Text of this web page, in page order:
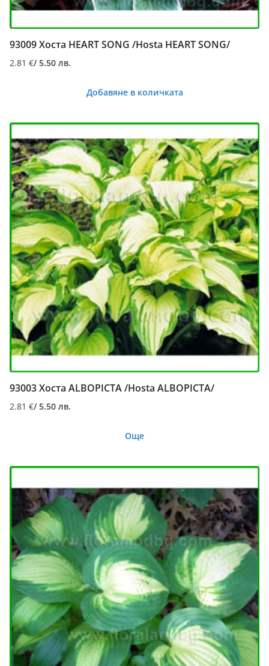
93009 Хоста HEART SONG /Hosta HEART SONG/
2.81 €/ 5.50 лв.
Добавяне в количката
93003 Хоста ALBOPICTA /Hosta ALBOPICTA/
2.81 €/ 5.50 лв.
Още